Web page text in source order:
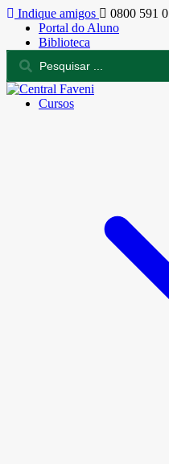
Indique amigos
0800 591
Portal do Aluno
Biblioteca
Cursos